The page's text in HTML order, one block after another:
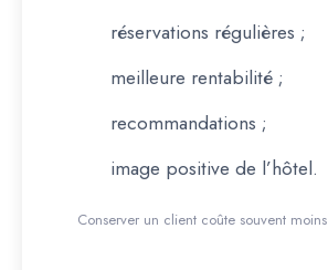
réservations régulières ;
meilleure rentabilité ;
recommandations ;
image positive de l’hôtel.
Conserver un client coûte souvent